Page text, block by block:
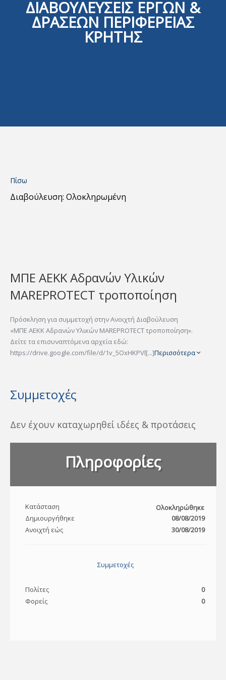
ΔΙΑΒΟΥΛΕΥΣΕΙΣ ΕΡΓΩΝ &
ΔΡΑΣΕΩΝ ΠΕΡΙΦΕΡΕΙΑΣ
ΚΡΗΤΗΣ
Πίσω
Διαβούλευση: Ολοκληρωμένη
ΜΠΕ ΑΕΚΚ Αδρανών Υλικών
MAREPROTECT τροποποίηση
Πρόσκληση για συμμετοχή στην Ανοιχτή Διαβούλευση
«ΜΠΕ ΑΕΚΚ Αδρανών Υλικών MAREPROTECT τροποποίηση».
Δείτε τα επισυναπτόμενα αρχεία εδώ:
https://drive.google.com/file/d/1v_5OxHKPVl[...]Περισσότερα
Συμμετοχές
Δεν έχουν καταχωρηθεί ιδέες & προτάσεις
Πληροφορίες
Κατάσταση
Ολοκληρώθηκε
Δημιουργήθηκε
08/08/2019
Ανοιχτή εώς
30/08/2019
Συμμετοχές
Πολίτες
0
Φορείς
0